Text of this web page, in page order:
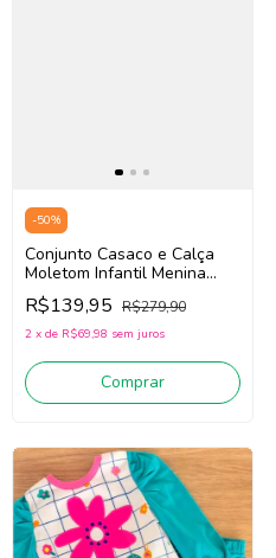
-50%
Conjunto Casaco e Calça
Moletom Infantil Menina
Mon Sucré 138022000 (Off
White/Rosa/Azul)
R$139,95 R$279,90
2 x de R$69,98 sem juros
Comprar